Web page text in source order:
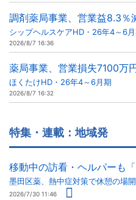
調剤薬局事業、営業益8.3％
シップヘルスケアHD・26年4～6
2026/8/7 16:36
薬局事業、営業損失7100万
ほくたけHD・26年4～6月期
2026/8/7 16:32
特集・連載：地域発
移動中の訪看・ヘルパーも「
墨田区薬、熱中症対策で休憩の場
2026/7/30 11:46